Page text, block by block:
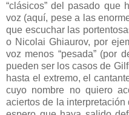
“clásicos” del pasado que
voz (aquí, pese a las
que escuchar las
o Nicolai Ghiaurov, por
voz menos “pesada” (por
pueden ser los casos de
hasta el extremo, el
cuyo nombre no quiero
aciertos de la